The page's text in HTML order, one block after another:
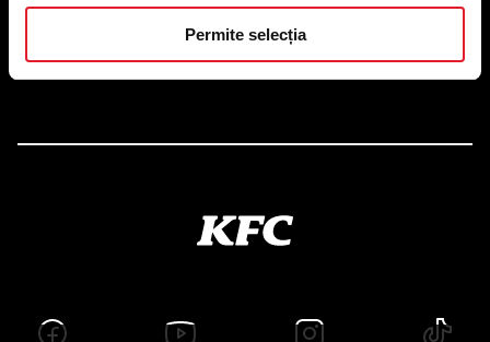
Permite selecția
Autorizații și avize